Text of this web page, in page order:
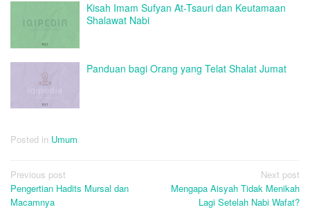
Kisah Imam Sufyan At-Tsauri dan Keutamaan
Shalawat Nabi
Panduan bagi Orang yang Telat Shalat Jumat
Posted in Umum
Post
navigation
Previous post
Pengertian Hadits Mursal dan
Macamnya
Next post
Mengapa Aisyah Tidak Menikah
Lagi Setelah Nabi Wafat?